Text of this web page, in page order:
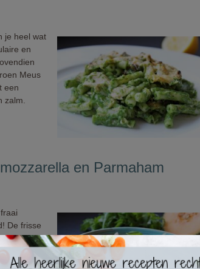
je heel wat
en
Meus
een
zalm.
en Parmaham
De frisse
na een
heerlijk bij
op